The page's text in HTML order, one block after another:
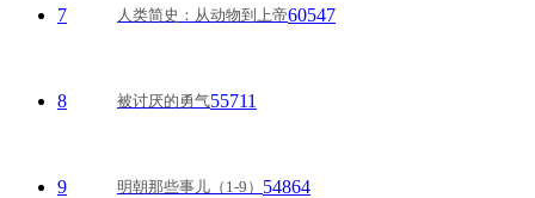
7 人类简史：从动物到上帝60547
8 被讨厌的勇气55711
9 明朝那些事儿（1-9） 54864